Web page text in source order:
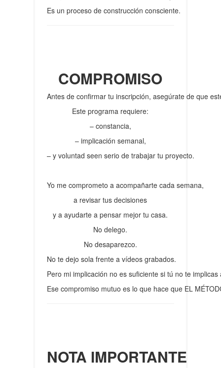
Es un proceso de construcción consciente.
COMPROMISO
Antes de confirmar tu inscripción, asegúrate de que
Este programa requiere:
– constancia,
– implicación semanal,
– y voluntad seen serio de trabajar tu proyecto.
Yo me comprometo a acompañarte cada semana,
a revisar tus decisiones
y a ayudarte a pensar mejor tu casa.
No delego.
No desaparezco.
No te dejo sola frente a vídeos grabados.
Pero mi implicación no es suficiente si tú no te implicas
Ese compromiso mutuo es lo que hace que EL
NOTA IMPORTANTE